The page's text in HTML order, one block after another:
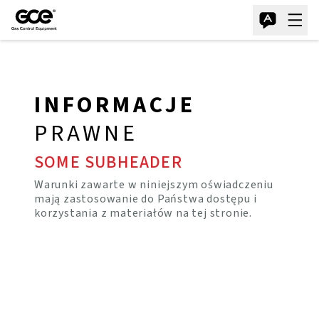
INFORMACJE
PRAWNE
SOME SUBHEADER
Warunki zawarte w niniejszym oświadczeniu
mają zastosowanie do Państwa dostępu i
korzystania z materiałów na tej stronie.